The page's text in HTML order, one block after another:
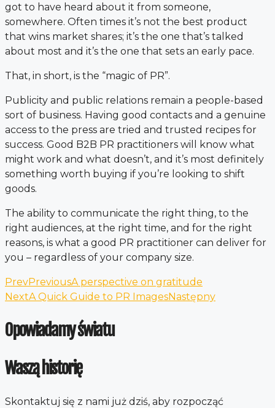
got to have heard about it from someone,
somewhere. Often times it’s not the best product
that wins market shares; it’s the one that’s talked
about most and it’s the one that sets an early pace.
That, in short, is the “magic of PR”.
Publicity and public relations remain a people-based
sort of business. Having good contacts and a genuine
access to the press are tried and trusted recipes for
success. Good B2B PR practitioners will know what
might work and what doesn’t, and it’s most definitely
something worth buying if you’re looking to shift
goods.
The ability to communicate the right thing, to the
right audiences, at the right time, and for the right
reasons, is what a good PR practitioner can deliver for
you – regardless of your company size.
PrevPreviousA perspective on gratitude
NextA Quick Guide to PR ImagesNastępny
Opowiadamy światu
Waszą historię
Skontaktuj się z nami już dziś, aby rozpocząć